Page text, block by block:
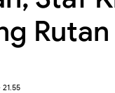
Rutan